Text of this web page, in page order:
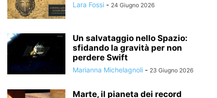
Lara Fossi - 24 Giugno 2026
Un salvataggio nello Spazio:
sfidando la gravità per non
perdere Swift
Marianna Michelagnoli - 23 Giugno 2026
Marte, il pianeta dei record